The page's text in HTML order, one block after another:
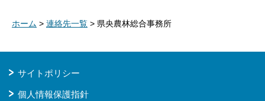
ホーム > 連絡先一覧 > 県央農林総合事務所
サイトポリシー
個人情報保護指針